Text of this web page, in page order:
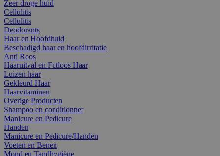
Zeer droge huid
Cellulitis
Cellulitis
Deodorants
Haar en Hoofdhuid
Beschadigd haar en hoofdirritatie
Anti Roos
Haaruitval en Futloos Haar
Luizen haar
Gekleurd Haar
Haarvitaminen
Overige Producten
Shampoo en conditionner
Manicure en Pedicure
Handen
Manicure en Pedicure/Handen
Voeten en Benen
Mond en Tandhygiëne